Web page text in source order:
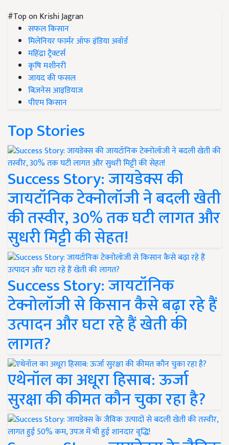
#Top on Krishi Jagran
सफल किसान
मिलेनियर फार्मर ऑफ इंडिया अवॉर्ड
महिंद्रा ट्रैक्टर्स
कृषि मशीनरी
जायद की फसल
बिज़नेस आइडियाज
पीएम किसान
Top Stories
Success Story: जायडेक्स की
जायटॉनिक टेक्नोलॉजी ने बदली खेती
की तस्वीर, 30% तक घटी लागत और
सुधरी मिट्टी की सेहत!
Success Story: जायटॉनिक
टेक्नोलॉजी से किसान कैसे बढ़ा रहे हैं
उत्पादन और घटा रहे हैं खेती की
लागत?
एथेनॉल का अधूरा हिसाब: ऊर्जा
सुरक्षा की कीमत कौन चुका रहा है?